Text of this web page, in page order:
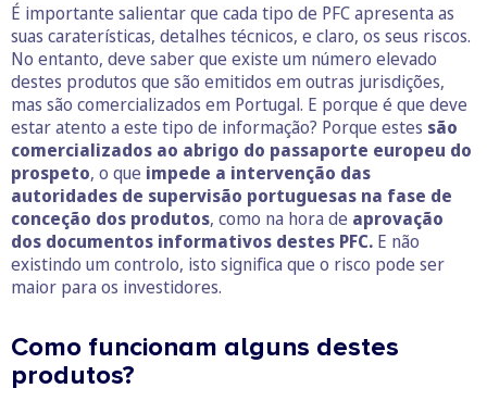
É importante salientar que cada tipo de PFC apresenta as
suas caraterísticas, detalhes técnicos, e claro, os seus riscos.
No entanto, deve saber que existe um número elevado
destes produtos que são emitidos em outras jurisdições,
mas são comercializados em Portugal. E porque é que deve
estar atento a este tipo de informação? Porque estes são
comercializados ao abrigo do passaporte europeu do
prospeto, o que impede a intervenção das
autoridades de supervisão portuguesas na fase de
conceção dos produtos, como na hora de aprovação
dos documentos informativos destes PFC. E não
existindo um controlo, isto significa que o risco pode ser
maior para os investidores.
Como funcionam alguns destes
produtos?